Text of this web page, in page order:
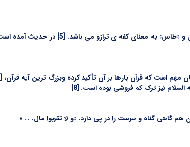
«قِسطاس» ، از ترکیب دو کلمه ی «قِسط»
نیز ترک کم فروشی بوده است. [8]
گاهی گناه و حرمت را در پی دارد. «و لا تقربوا مال. . . »